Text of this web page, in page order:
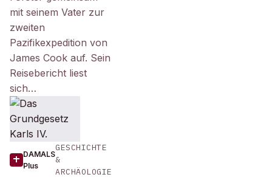
mit seinem Vater zur
zweiten
Pazifikexpedition von
James Cook auf. Sein
Reisebericht liest
sich…
DAMALS
Plus
GESCHICHTE
&
ARCHÄOLOGIE